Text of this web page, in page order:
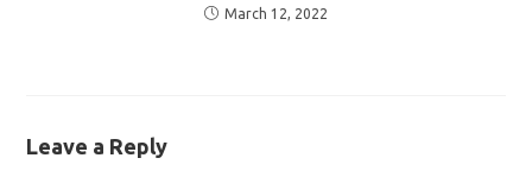
March 12, 2022
Leave a Reply